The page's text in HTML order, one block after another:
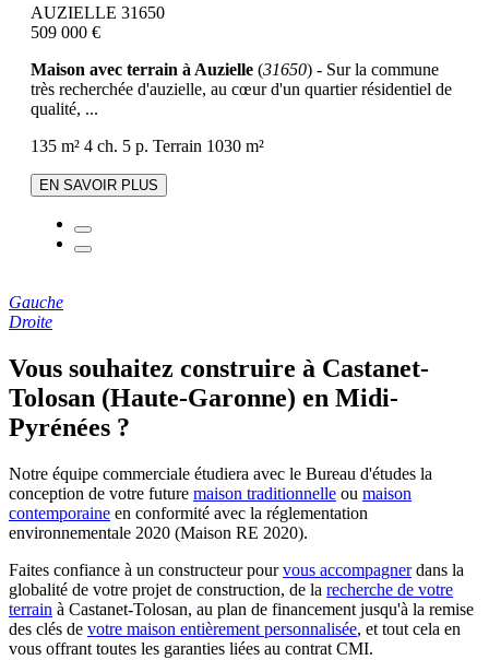
AUZIELLE 31650
509 000 €
Maison avec terrain à Auzielle (31650) - Sur la commune
très recherchée d'auzielle, au cœur d'un quartier résidentiel de
qualité, ...
135 m² 4 ch. 5 p. Terrain 1030 m²
EN SAVOIR PLUS
Gauche
Droite
Vous souhaitez construire à Castanet-
Tolosan (Haute-Garonne) en Midi-
Pyrénées ?
Notre équipe commerciale étudiera avec le Bureau d'études la
conception de votre future maison traditionnelle ou maison
contemporaine en conformité avec la réglementation
environnementale 2020 (Maison RE 2020).
Faites confiance à un constructeur pourvous accompagnerdans la
globalité de votre projet de construction, de la recherche de votre
terrain à Castanet-Tolosan, au plan de financement jusqu'à la remise
des clés de votre maison entièrement personnalisée, et tout cela en
vous offrant toutes les garanties liées au contrat CMI.